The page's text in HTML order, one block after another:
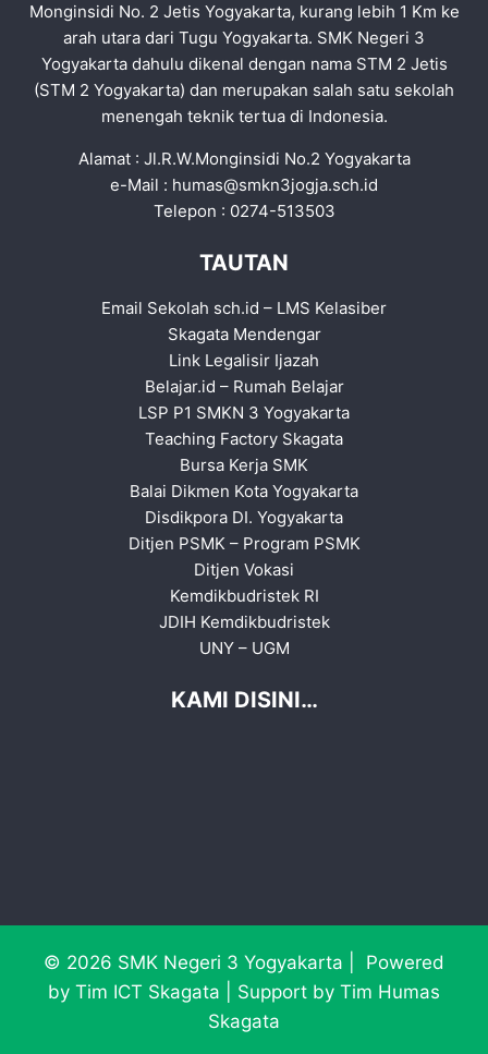
Monginsidi No. 2 Jetis Yogyakarta, kurang lebih 1 Km ke
arah utara dari Tugu Yogyakarta. SMK Negeri 3
Yogyakarta dahulu dikenal dengan nama STM 2 Jetis
(STM 2 Yogyakarta) dan merupakan salah satu sekolah
menengah teknik tertua di Indonesia.
Alamat : Jl.R.W.Monginsidi No.2 Yogyakarta
e-Mail : humas@smkn3jogja.sch.id
Telepon : 0274-513503
TAUTAN
Email Sekolah sch.id – LMS Kelasiber
Skagata Mendengar
Link Legalisir Ijazah
Belajar.id – Rumah Belajar
LSP P1 SMKN 3 Yogyakarta
Teaching Factory Skagata
Bursa Kerja SMK
Balai Dikmen Kota Yogyakarta
Disdikpora DI. Yogyakarta
Ditjen PSMK – Program PSMK
Ditjen Vokasi
Kemdikbudristek RI
JDIH Kemdikbudristek
UNY– UGM
KAMI DISINI…
© 2026 SMK Negeri 3 Yogyakarta | Powered
by Tim ICT Skagata | Support by Tim Humas
Skagata